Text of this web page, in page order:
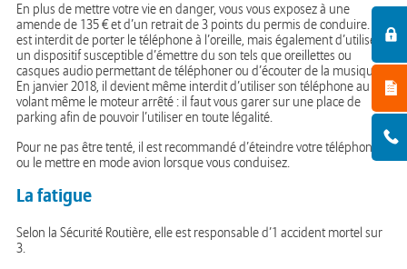
En plus de mettre votre vie en danger, vous vous exposez à une
amende de 135 € et d’un retrait de 3 points du permis de conduire. Il
est interdit de porter le téléphone à l’oreille, mais également d’utiliser
un dispositif susceptible d’émettre du son tels que oreillettes ou
casques audio permettant de téléphoner ou d’écouter de la musique.
En janvier 2018, il devient même interdit d’utiliser son téléphone au
volant même le moteur arrêté : il faut vous garer sur une place de
parking afin de pouvoir l’utiliser en toute légalité.
Pour ne pas être tenté, il est recommandé d’éteindre votre téléphone
ou le mettre en mode avion lorsque vous conduisez.
La fatigue
Selon la Sécurité Routière, elle est responsable d’1 accident mortel sur
3.